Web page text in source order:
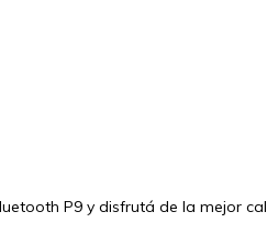
P9 y disfrutá de la mejor